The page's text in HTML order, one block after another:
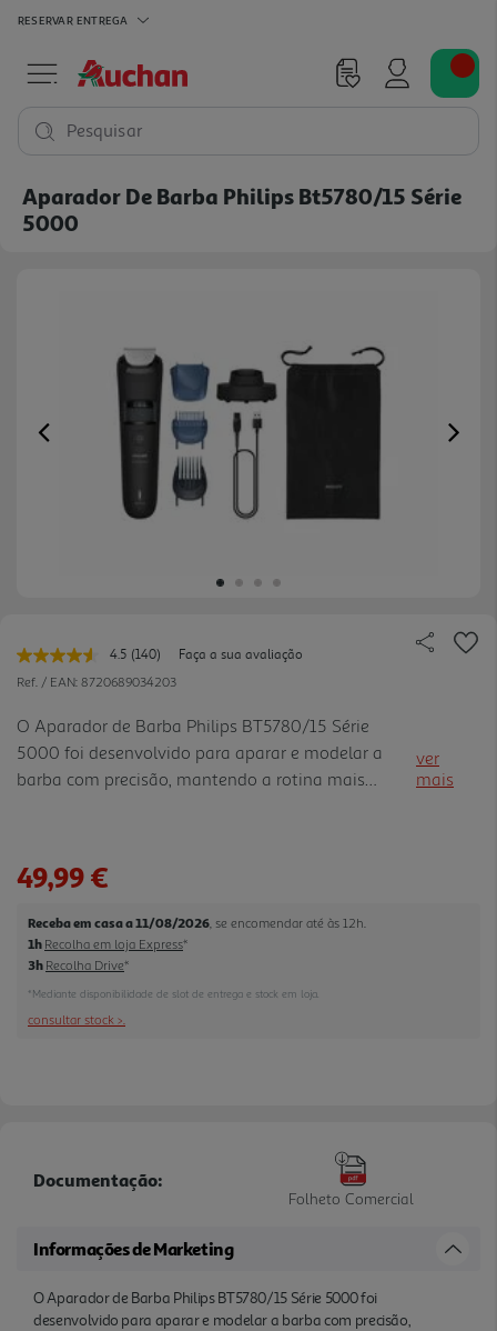
RESERVAR ENTREGA
Pesquisar
Aparador De Barba Philips Bt5780/15 Série
5000
Previous
4.5 Leu
140
Link
para
a
mesma
página.
(140)
Faça a sua avaliação
Ref. / EAN: 8720689034203
O Aparador de Barba Philips BT5780/15 Série
5000 foi desenvolvido para aparar e modelar a
barba com precisão, mantendo a rotina mais
sem necessidade de óleo, enquanto o botão de
intervalos de 0,2 mm para ajustar o estilo ao
pormenor. A tecnologia BeardSense analisa a
densidade da barba 125 vezes por segundo e
reforça a potência nas zonas mais densas. O
opção prática para contornos, manute nção da
barba curta ou estilos mais definidos no dia a dia.
ver
mais
49,99 €
Receba em casa a 11/08/2026 , se encomendar até às 12h.
1h Recolha em loja Express*
3h Recolha Drive*
*Mediante disponibilidade de slot de entrega e stock em loja.
consultar stock >.
Documentação:
Folheto Comercial
Informações de Marketing
O Aparador de Barba Philips BT5780/15 Série 5000 foi
desenvolvido para aparar e modelar a barba com precisão,